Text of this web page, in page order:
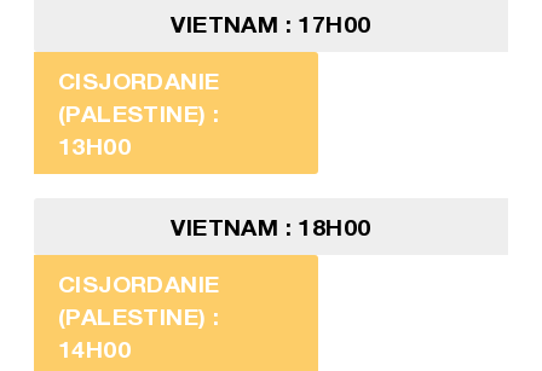
VIETNAM : 17H00
CISJORDANIE
(PALESTINE) :
13H00
VIETNAM : 18H00
CISJORDANIE
(PALESTINE) :
14H00